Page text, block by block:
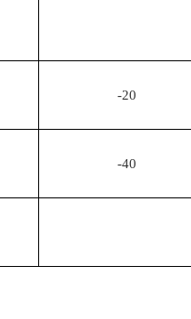
-20
-40